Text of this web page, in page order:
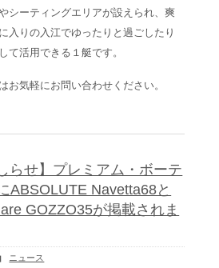
シーティングエリアが設えられ、爽
入りの入江でゆったりと過ごしたり
て活用できる１艇です。
お気軽にお問い合わせください。
らせ】プレミアム・ボーテ
ABSOLUTE Navetta68と
GOZZO35が掲載されま
ニュース